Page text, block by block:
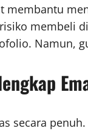
membantu
membeli
Namun,
secara